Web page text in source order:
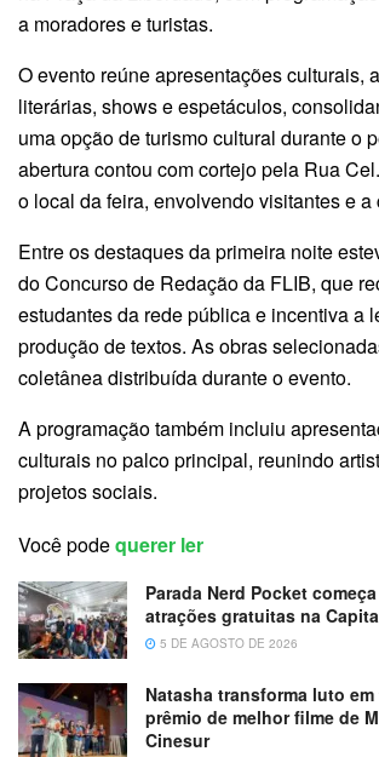
a moradores e turistas.
O evento reúne apresentações culturais,
literárias, shows e espetáculos,
uma opção de turismo cultural durante o
abertura contou com cortejo pela Rua
o local da feira, envolvendo visitantes e a
Entre os destaques da primeira noite
do Concurso de Redação da FLIB, que
estudantes da rede pública e incentiva a
produção de textos. As obras
coletânea distribuída durante o evento.
A programação também incluiu
culturais no palco principal, reunindo
projetos sociais.
Você podequerer ler
Parada Nerd Pocket
atrações gratuitas na
5 DE AGOSTO DE 2026
Natasha transforma luto
prêmio de melhor filme de
Cinesur